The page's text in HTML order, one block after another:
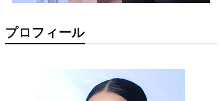
プロフィール